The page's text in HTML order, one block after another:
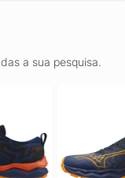
a sua pesquisa.